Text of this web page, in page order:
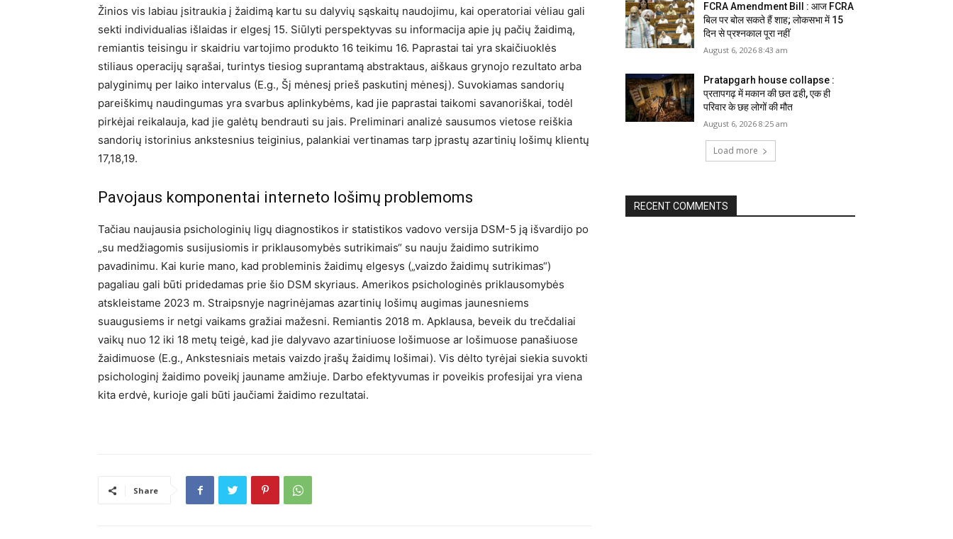
Žinios vis labiau įsitraukia į žaidimą kartu su dalyvių sąskaitų naudojimu, kai operatoriai vėliau gali
sekti individualias išlaidas ir elgesį 15. Siūlyti perspektyvas su informacija apie jų pačių žaidimą,
remiantis teisingu ir skaidriu vartojimo produkto 16 teikimu 16. Paprastai tai yra skaičiuoklės
stiliaus operacijų sąrašai, turintys tiesiog suprantamą abstraktaus, aiškaus grynojo rezultato arba
palyginimų per laiko intervalus (E.g., Šį mėnesį prieš paskutinį mėnesį). Suvokiamas sandorių
pareiškimų naudingumas yra svarbus aplinkybėms, kad jie paprastai taikomi savanoriškai, todėl
pirkėjai reikalauja, kad jie galėtų bendrauti su jais. Preliminari analizė sausumos vietose reiškia
sandorių istorinius ankstesnius teiginius, palankiai vertinamas tarp įprastų azartinių lošimų klientų
17,18,19.
Pavojaus komponentai interneto lošimų problemoms
Tačiau naujausia psichologinių ligų diagnostikos ir statistikos vadovo versija DSM-5 ją išvardijo po
„su medžiagomis susijusiomis ir priklausomybės sutrikimais“ su nauju žaidimo sutrikimo
pavadinimu. Kai kurie mano, kad probleminis žaidimų elgesys („vaizdo žaidimų sutrikimas“)
pagaliau gali būti pridedamas prie šio DSM skyriaus. Amerikos psichologinės priklausomybės
atskleistame 2023 m. Straipsnyje nagrinėjamas azartinių lošimų augimas jaunesniems
suaugusiems ir netgi vaikams gražiai mažesni. Remiantis 2018 m. Apklausa, beveik du trečdaliai
vaikų nuo 12 iki 18 metų teigė, kad jie dalyvavo azartiniuose lošimuose ar lošimuose panašiuose
žaidimuose (E.g., Ankstesniais metais vaizdo įrašų žaidimų lošimai). Vis dėlto tyrėjai siekia suvokti
psichologinį žaidimo poveikį jauname amžiuje. Darbo efektyvumas ir poveikis profesijai yra viena
kita erdvė, kurioje gali būti jaučiami žaidimo rezultatai.
Share
FCRA Amendment Bill : आज FCRA
बिल पर बोल सकते हैं शाह; लोकसभा में 15
दिन से प्रश्नकाल पूरा नहीं
August 6, 2026 8:43 am
Pratapgarh house collapse :
प्रतापगढ़ में मकान की छत ढही, एक ही
परिवार के छह लोगों की मौत
August 6, 2026 8:25 am
Load more
RECENT COMMENTS